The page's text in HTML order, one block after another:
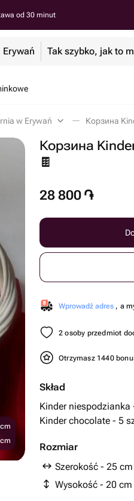
od 30 minut
Erywań Tak szybko, jak to
w Erywań Корзина
Корзина
🍫
28 800 ֏
Wprowadź adres , a
2 osoby przedmiot
Otrzymasz 1440
Skład
Kinder niespodzianka
Kinder chocolate - 5
Rozmiar
Szerokość - 25 cm
Wysokość - 20 cm